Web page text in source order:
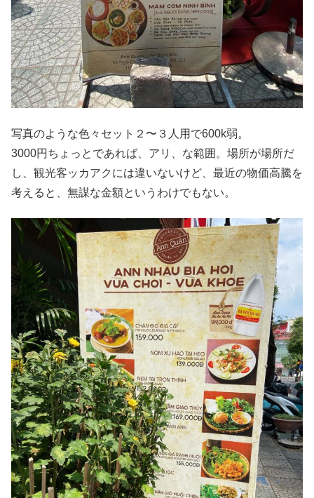
写真のような色々セット２〜３人用で600k弱。
3000円ちょっとであれば、アリ、な範囲。場所が場所だ
し、観光客ッカアクには違いないけど、最近の物価高騰を
考えると、無謀な金額というわけでもない。